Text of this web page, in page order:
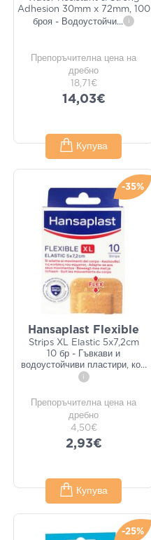
Adhesion 30mm x 72mm, 100
броя - Водоустойчи... i
Препоръчителна цена на
дребно
18,71€
14,03€
Купува
-35%
Hansaplast Flexible
Strips XL Elastic 5x7,2cm
10 бр - Гъвкави и
водоустойчиви пластири, ко...
i
Препоръчителна цена на
дребно
4,50€
2,93€
Купува
-25%